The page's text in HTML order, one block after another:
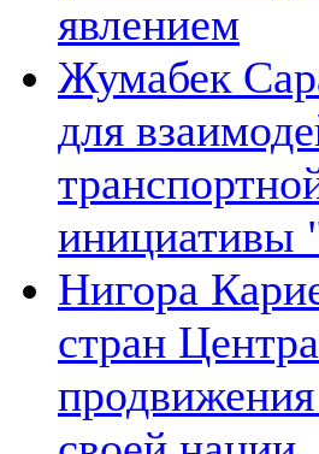
явлением
Жумабек
для
инициативы
Нигора
стран